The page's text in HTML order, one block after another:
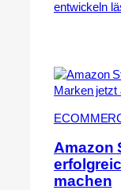
entwickeln
Amazon
machen